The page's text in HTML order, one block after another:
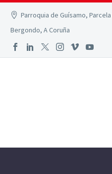
Parroquia de Guísamo,
Bergondo, A Coruña